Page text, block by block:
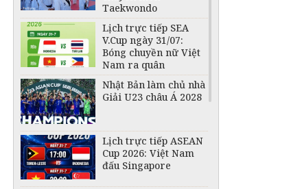
Taekwondo
Lịch trực tiếp SEA
V.Cup ngày 31/07:
Bóng chuyền nữ Việt
Nam ra quân
Nhật Bản làm chủ nhà
Giải U23 châu Á 2028
Lịch trực tiếp ASEAN
Cup 2026: Việt Nam
đấu Singapore